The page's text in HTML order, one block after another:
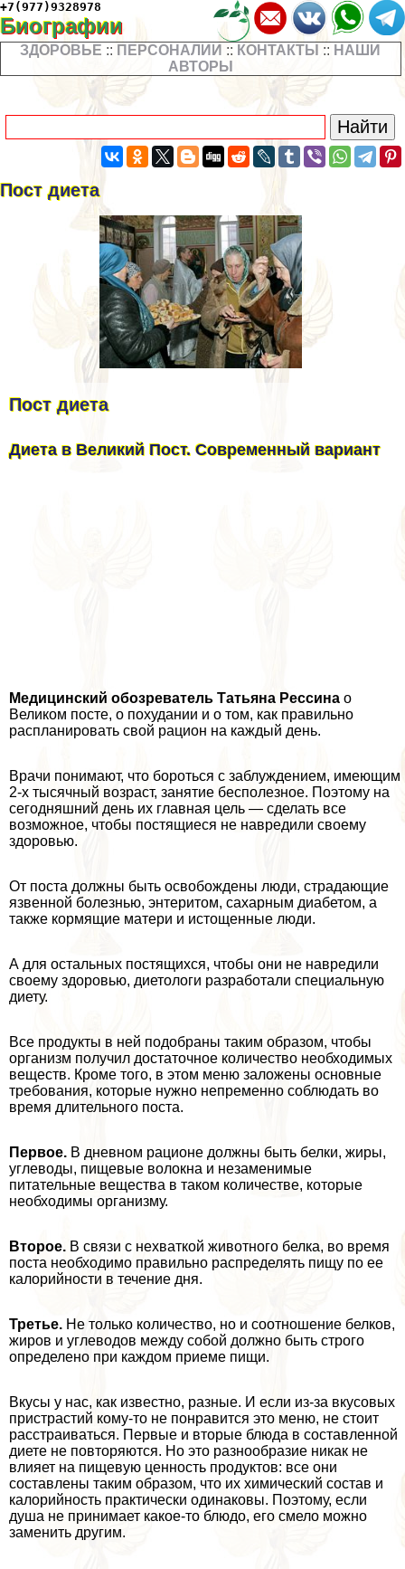
+7(977)9328978
Биографии
ЗДОРОВЬЕ :: ПЕРСОНАЛИИ :: КОНТАКТЫ :: НАШИ
АВТОРЫ
Пост диета
Пост диета
Диета в Великий Пост. Современный вариант
Медицинский обозреватель Татьяна Рессина о
Великом посте, о похудании и о том, как правильно
распланировать свой рацион на каждый день.
Врачи понимают, что бороться с заблуждением, имеющим
2-х тысячный возраст, занятие бесполезное. Поэтому на
сегодняшний день их главная цель — сделать все
возможное, чтобы постящиеся не навредили своему
здоровью.
От поста должны быть освобождены люди, страдающие
язвенной болезнью, энтеритом, сахарным диабетом, а
также кормящие матери и истощенные люди.
А для остальных постящихся, чтобы они не навредили
своему здоровью, диетологи разработали специальную
диету.
Все продукты в ней подобраны таким образом, чтобы
организм получил достаточное количество необходимых
веществ. Кроме того, в этом меню заложены основные
требования, которые нужно непременно соблюдать во
время длительного поста.
Первое. В дневном рационе должны быть белки, жиры,
углеводы, пищевые волокна и незаменимые
питательные вещества в таком количестве, которые
необходимы организму.
Второе. В связи с нехваткой животного белка, во время
поста необходимо правильно распределять пищу по ее
калорийности в течение дня.
Третье. Не только количество, но и соотношение белков,
жиров и углеводов между собой должно быть строго
определено при каждом приеме пищи.
Вкусы у нас, как известно, разные. И если из-за вкусовых
пристрастий кому-то не понравится это меню, не стоит
расстраиваться. Первые и вторые блюда в составленной
диете не повторяются. Но это разнообразие никак не
влияет на пищевую ценность продуктов: все они
составлены таким образом, что их химический состав и
калорийность пpaктически одинаковы. Поэтому, если
душа не принимает какое-то блюдо, его смело можно
заменить другим.